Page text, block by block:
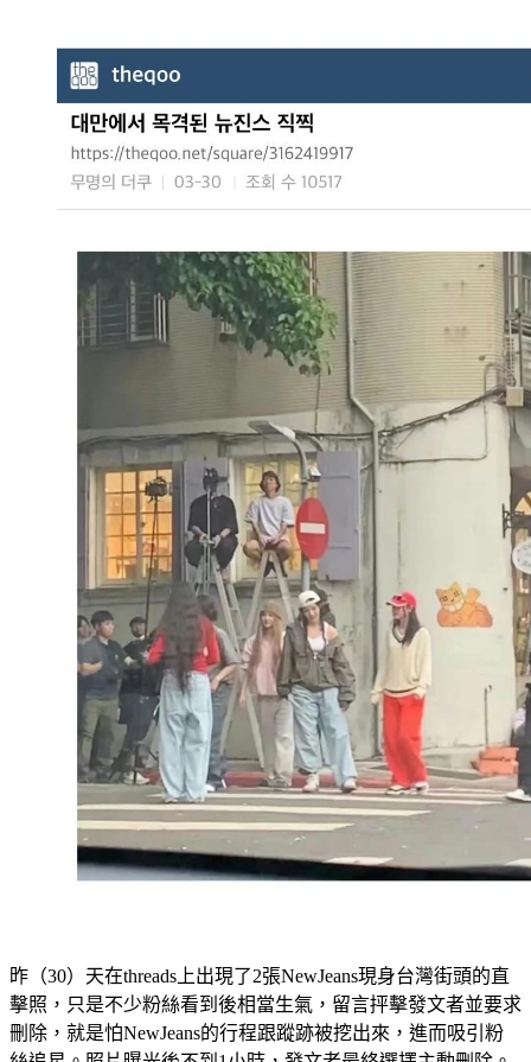
昨（30）天在threads上出現了2張NewJeans現身台灣街頭的直
擊照，只是不少粉絲看到後相當生氣，留言抨擊發文者並要求
刪除，就是怕NewJeans的行程跟蹤跡被挖出來，進而吸引粉